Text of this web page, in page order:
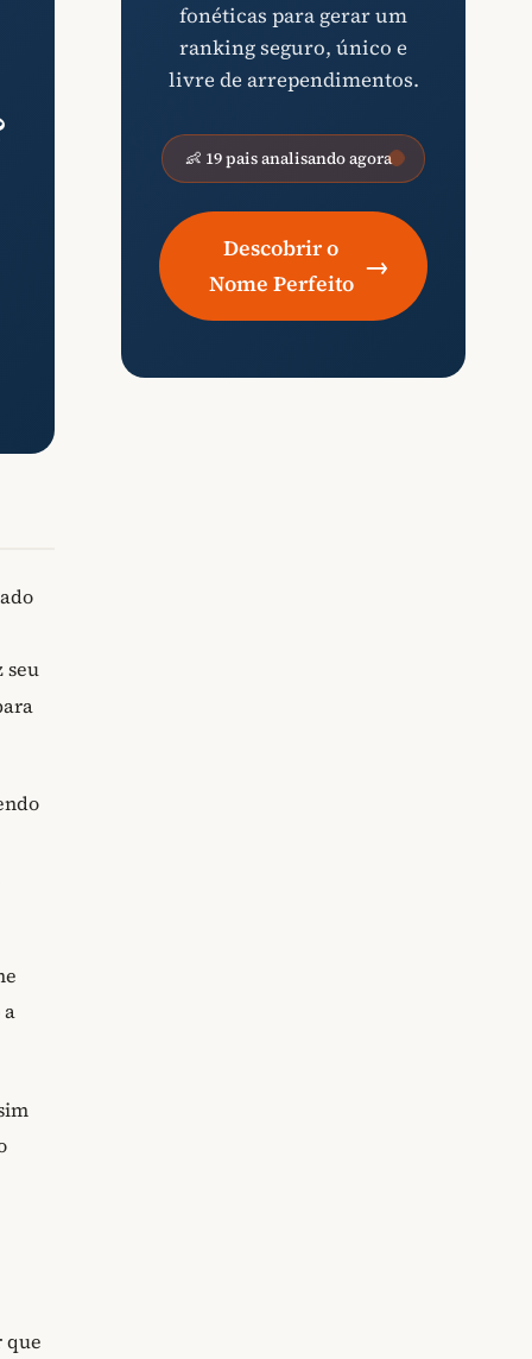
seu
a
que
fonéticas para gerar um
ranking seguro, único e
livre de arrependimentos.
👶 19 pais analisando agora
Descobrir o
Nome Perfeito
→